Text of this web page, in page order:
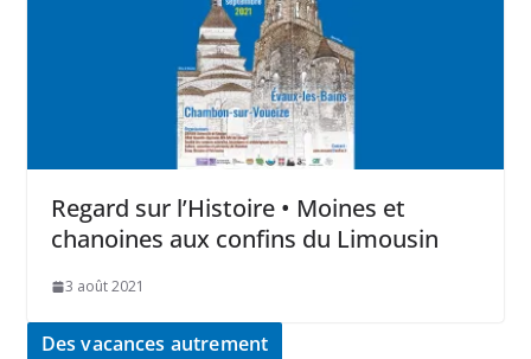
Regard sur l’Histoire • Moines et
chanoines aux confins du Limousin
3 août 2021
Des vacances autrement